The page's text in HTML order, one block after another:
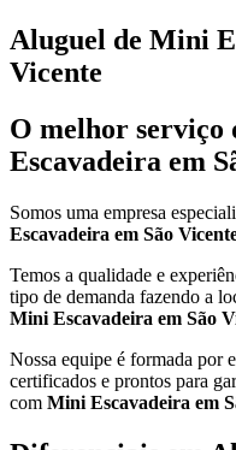
Aluguel de Mini
Vicente
O melhor serviço
Escavadeira em
Somos uma empresa
Escavadeira em São
Temos a qualidade e
tipo de demanda fazendo a
Mini Escavadeira em São
Nossa equipe é formada por
certificados e prontos para
com Mini Escavadeira em